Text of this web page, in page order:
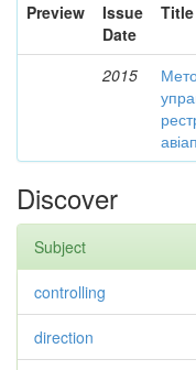
Preview
Issue
Date
Title
2015
Discover
Subject
controlling
direction